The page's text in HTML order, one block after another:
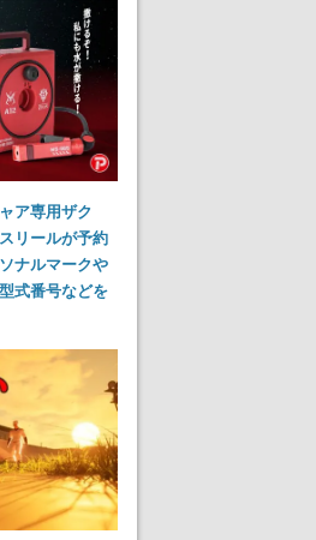
ア専用ザク
リールが予約
ナルマークや
式番号などを